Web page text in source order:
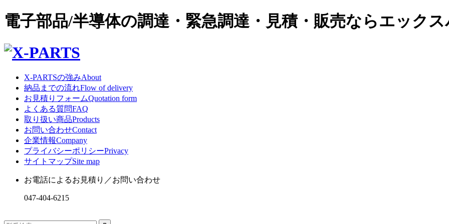
電子部品/半導体の調達・緊急調達・見積・販売ならエック
X-PARTSの強みAbout
納品までの流れFlow of delivery
お見積りフォームQuotation form
よくある質問FAQ
取り扱い商品Products
お問い合わせContact
企業情報Company
プライバシーポリシーPrivacy
サイトマップSite map
お電話によるお見積り／お問い合わせ
047-404-6215